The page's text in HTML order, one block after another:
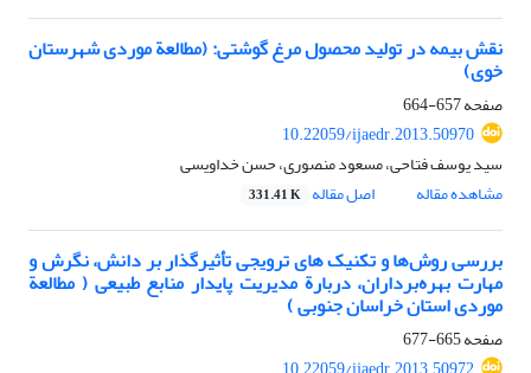
نقش بیمه در تولید محصول مرغ گوشتی: (مطالعة موردی شهرستان
خوی)
صفحه657-664
10.22059/ijaedr.2013.50970
سید یوسف فتاحی، مسعود منصوری، حسن خداویسی
مشاهده مقاله
اصل مقاله 331.41 K
بررسی روش‌ها و تکنیک های ترویجی تأثیرگذار بر دانش، نگرش و
مهارت بهره‌برداران، دربارة مدیریت پایدار منابع طبیعی ( مطالعة
موردی استان خراسان جنوبی )
صفحه665-677